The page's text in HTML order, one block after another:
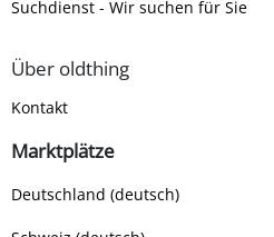
Suchdienst - Wir suchen für Sie
Über oldthing
Kontakt
Marktplätze
Deutschland (deutsch)